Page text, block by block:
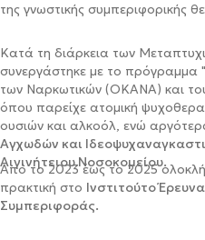
της γνωστικής συμπεριφορικής
Κατά τη διάρκεια των
συνεργάστηκε με το πρόγραμμα
των Ναρκωτικών (ΟΚΑΝΑ) και
όπου παρείχε ατομική
ουσιών και αλκοόλ, ενώ
Αγχωδών και
Αιγινήτειου Νοσοκομείου.
Από το 2023 έως το 2025
πρακτική στο Ινστιτούτο
Συμπεριφοράς.